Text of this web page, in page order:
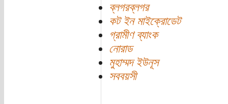
ব্লগরব্লগর
কট ইন মাইক্রোডেট
গ্রামীণ ব্যাংক
নোরাড
মুহাম্মদ ইউনূস
সববয়সী